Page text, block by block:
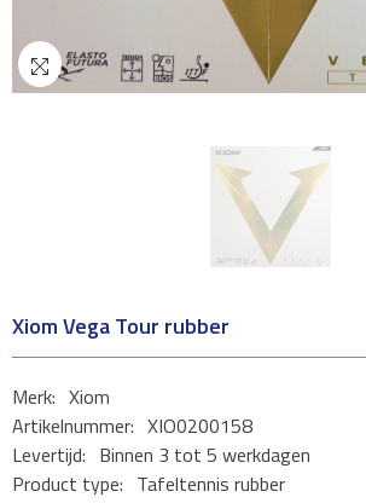
Xiom Vega Tour rubber
Merk: Xiom
Artikelnummer: XIO0200158
Levertijd: Binnen 3 tot 5 werkdagen
Product type: Tafeltennis rubber